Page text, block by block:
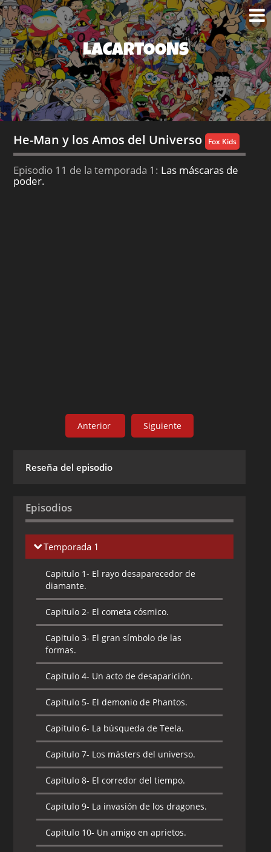
LACARTOONS
He-Man y los Amos del Universo Fox Kids
Episodio 11 de la temporada 1: Las máscaras de
poder.
Anterior Siguiente
Reseña del episodio
Episodios
Temporada 1
Capitulo 1- El rayo desaparecedor de
diamante.
Capitulo 2- El cometa cósmico.
Capitulo 3- El gran símbolo de las
formas.
Capitulo 4- Un acto de desaparición.
Capitulo 5- El demonio de Phantos.
Capitulo 6- La búsqueda de Teela.
Capitulo 7- Los másters del universo.
Capitulo 8- El corredor del tiempo.
Capitulo 9- La invasión de los dragones.
Capitulo 10- Un amigo en aprietos.